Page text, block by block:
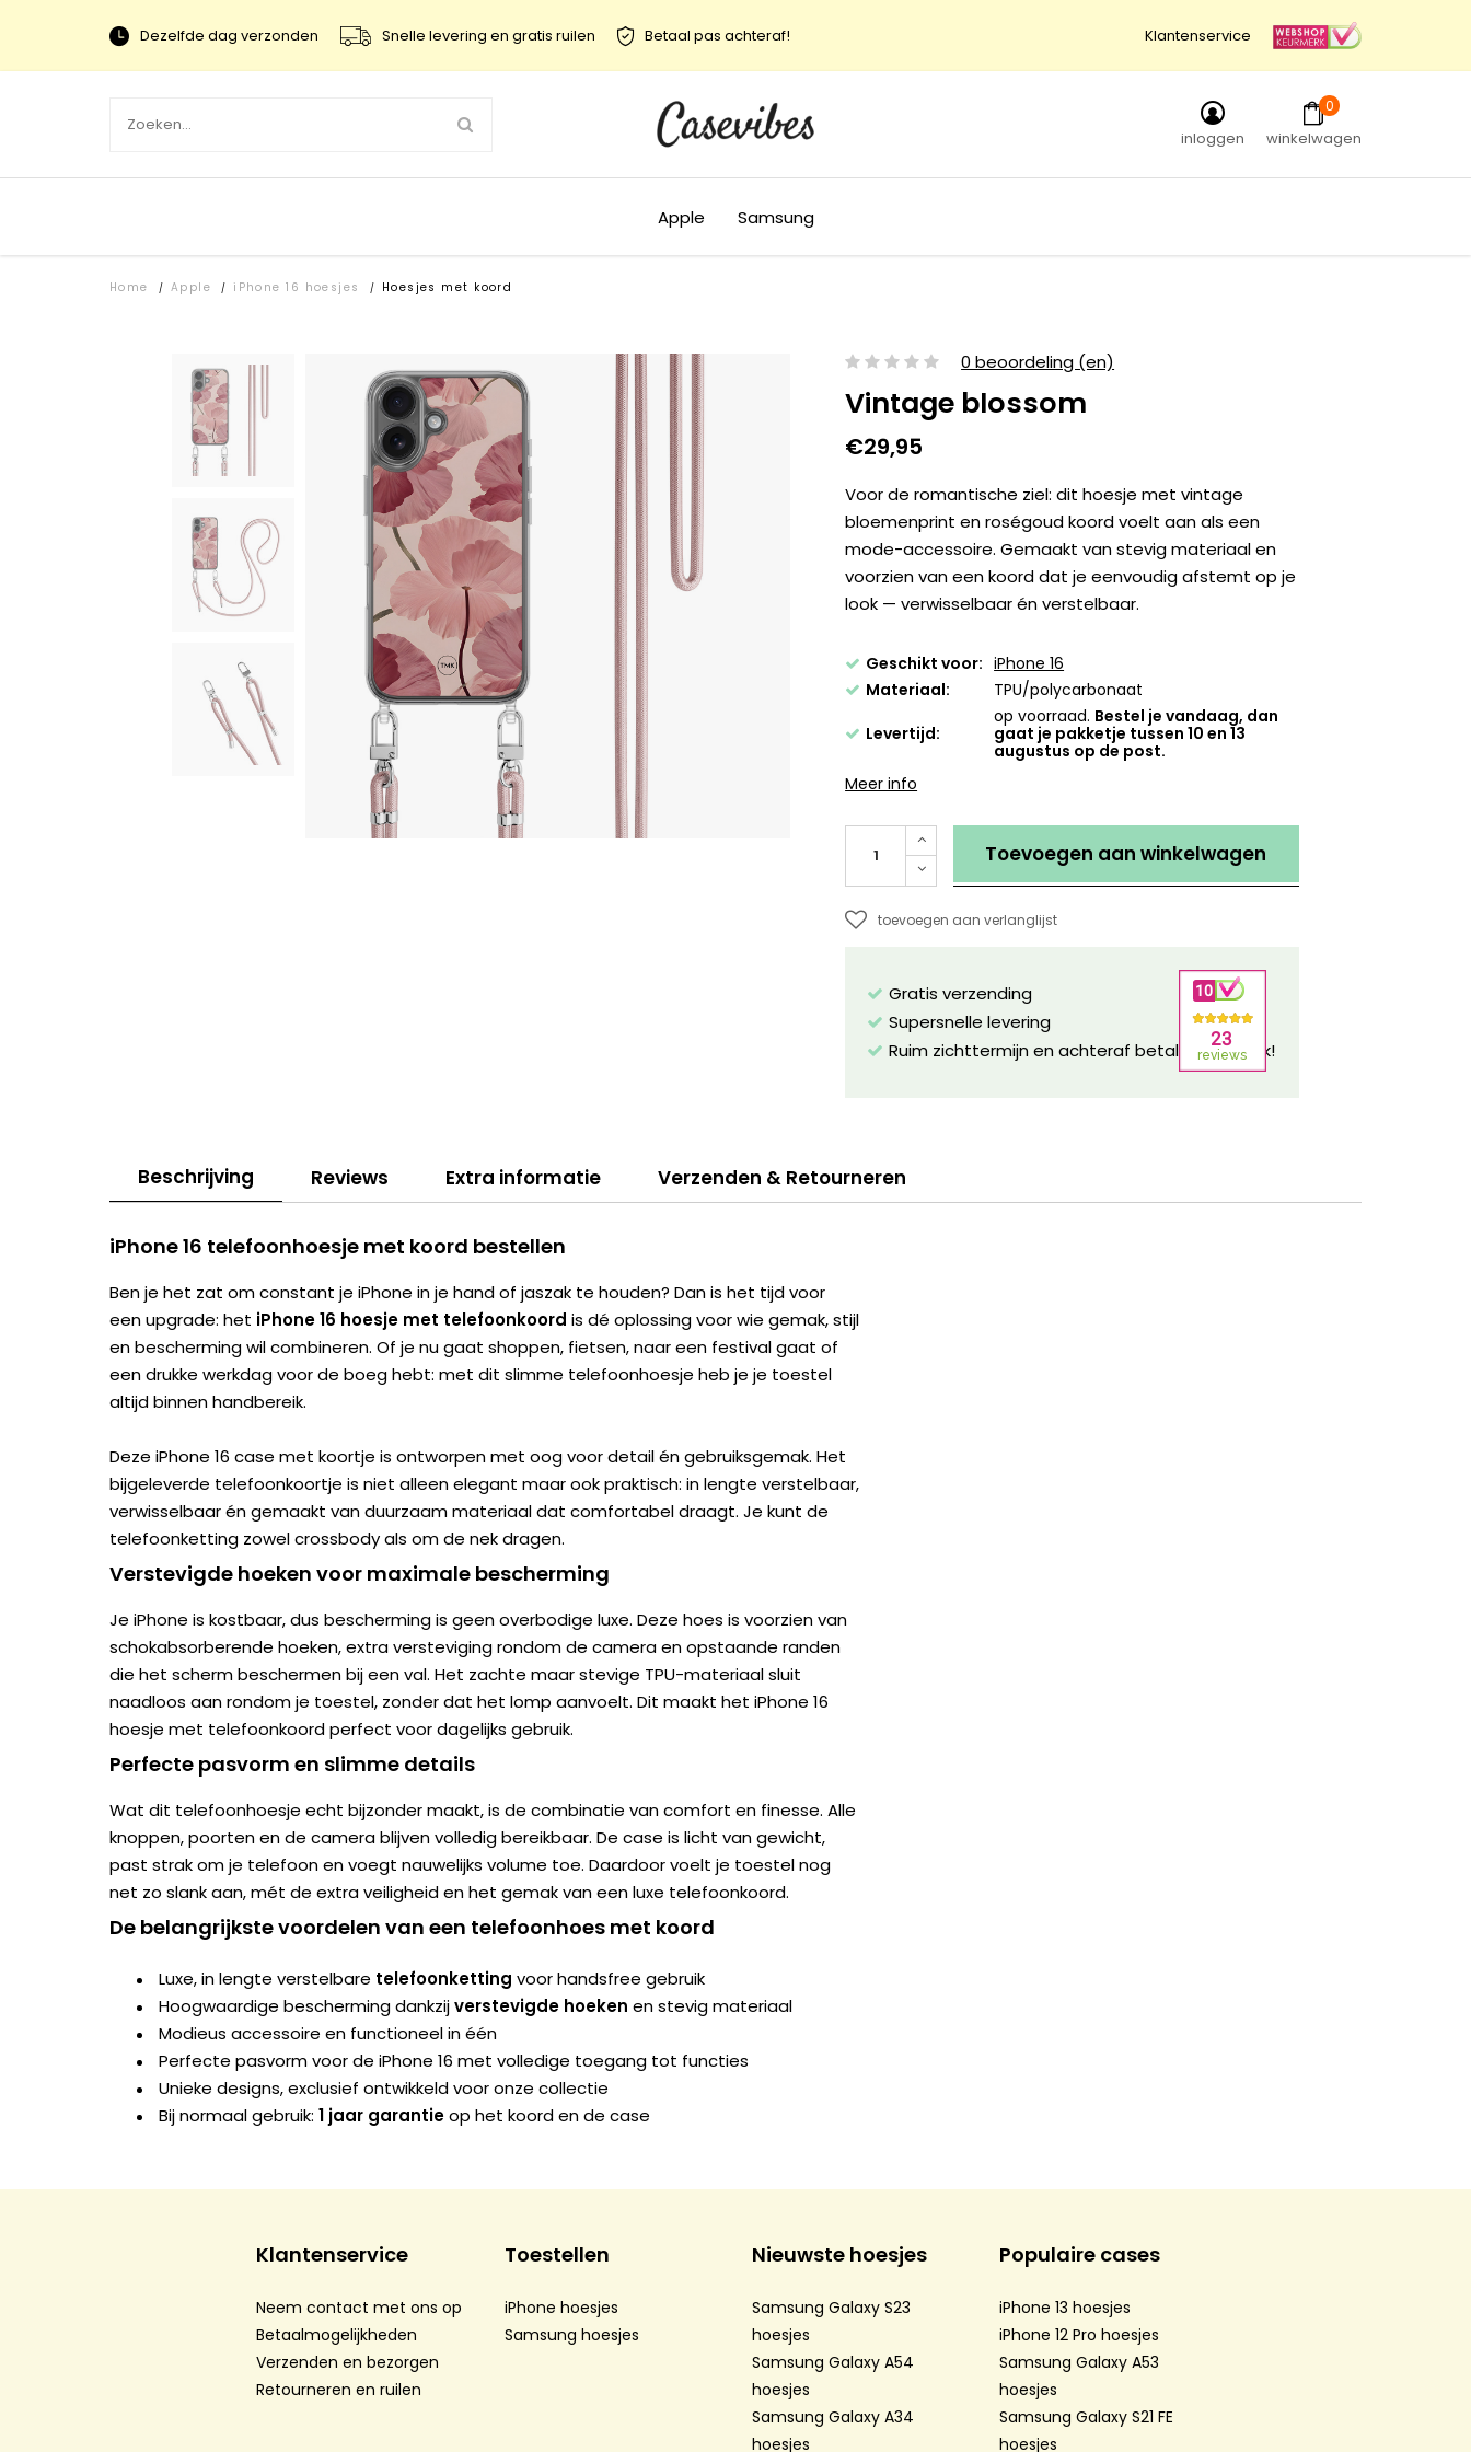
Dezelfde dag verzonden Snelle levering en gratis ruilen Betaal pas achteraf! Klantenservice
inloggen
0
winkelwagen
Apple Samsung
Home / Apple / iPhone 16 hoesjes / Hoesjes met koord
0 beoordeling (en)
Vintage blossom
€29,95
Voor de romantische ziel: dit hoesje met vintage
bloemenprint en roségoud koord voelt aan als een
mode-accessoire. Gemaakt van stevig materiaal en
voorzien van een koord dat je eenvoudig afstemt op je
look — verwisselbaar én verstelbaar.
Geschikt voor: iPhone 16
Materiaal:
TPU/polycarbonaat
Levertijd:
op voorraad. Bestel je vandaag, dan
gaat je pakketje tussen 10 en 13
augustus op de post.
Meer info
Toevoegen aan winkelwagen
toevoegen aan verlanglijst
Gratis verzending
Supersnelle levering
Ruim zichttermijn en achteraf betalen mogelijk!
Beschrijving Reviews Extra informatie Verzenden & Retourneren
iPhone 16 telefoonhoesje met koord bestellen
Ben je het zat om constant je iPhone in je hand of jaszak te houden? Dan is het tijd voor
een upgrade: het iPhone 16 hoesje met telefoonkoord is dé oplossing voor wie gemak, stijl
en bescherming wil combineren. Of je nu gaat shoppen, fietsen, naar een festival gaat of
een drukke werkdag voor de boeg hebt: met dit slimme telefoonhoesje heb je je toestel
altijd binnen handbereik.
Deze iPhone 16 case met koortje is ontworpen met oog voor detail én gebruiksgemak. Het
bijgeleverde telefoonkoortje is niet alleen elegant maar ook praktisch: in lengte verstelbaar,
verwisselbaar én gemaakt van duurzaam materiaal dat comfortabel draagt. Je kunt de
telefoonketting zowel crossbody als om de nek dragen.
Verstevigde hoeken voor maximale bescherming
Je iPhone is kostbaar, dus bescherming is geen overbodige luxe. Deze hoes is voorzien van
schokabsorberende hoeken, extra versteviging rondom de camera en opstaande randen
die het scherm beschermen bij een val. Het zachte maar stevige TPU-materiaal sluit
naadloos aan rondom je toestel, zonder dat het lomp aanvoelt. Dit maakt het iPhone 16
hoesje met telefoonkoord perfect voor dagelijks gebruik.
Perfecte pasvorm en slimme details
Wat dit telefoonhoesje echt bijzonder maakt, is de combinatie van comfort en finesse. Alle
knoppen, poorten en de camera blijven volledig bereikbaar. De case is licht van gewicht,
past strak om je telefoon en voegt nauwelijks volume toe. Daardoor voelt je toestel nog
net zo slank aan, mét de extra veiligheid en het gemak van een luxe telefoonkoord.
De belangrijkste voordelen van een telefoonhoes met koord
Luxe, in lengte verstelbare telefoonketting voor handsfree gebruik
Hoogwaardige bescherming dankzijverstevigde hoeken en stevig materiaal
Modieus accessoire en functioneel in één
Perfecte pasvorm voor de iPhone 16 met volledige toegang tot functies
Unieke designs, exclusief ontwikkeld voor onze collectie
Bij normaal gebruik: 1 jaar garantieop het koord en de case
Klantenservice
Neem contact met ons op
Betaalmogelijkheden
Verzenden en bezorgen
Retourneren en ruilen
Toestellen
iPhone hoesjes
Samsung hoesjes
Nieuwste hoesjes
Samsung Galaxy S23
hoesjes
Samsung Galaxy A54
hoesjes
Samsung Galaxy A34
hoesjes
Populaire cases
iPhone 13 hoesjes
iPhone 12 Pro hoesjes
Samsung Galaxy A53
hoesjes
Samsung Galaxy S21 FE
hoesjes